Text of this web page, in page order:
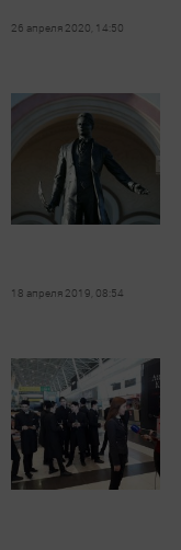
26 апреля 2020, 14:50
18 апреля 2019, 08:54